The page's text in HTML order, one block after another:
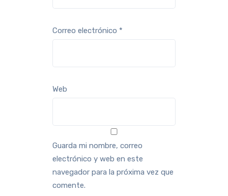
Correo electrónico *
Web
Guarda mi nombre, correo
electrónico y web en este
navegador para la próxima vez que
comente.